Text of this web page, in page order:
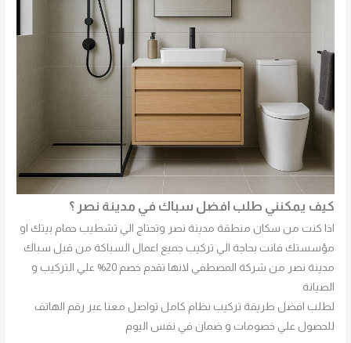
كيف يمكنني طلب افضل سباك في مدينة نصر ؟
اذا كنت من سكان منطقة مدينة نصر وتحتاج الي تشطيب حمام بيتك او
مؤسستك فانت بحاجة الي تركيب جميع اعمال السباكة من قبل سباك
مدينة نصر من شركة المصطفي لانها تقدم خصم 20% علي التركيب و
الصيانة
لطلب افضل طريقة تركيب نظام كامل تواصل معنا عبر رقم الهاتف
للحصول علي خصومات و ضمان في نفس اليوم